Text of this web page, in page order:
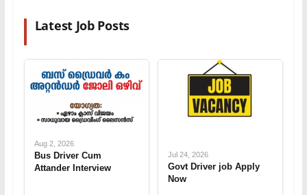
Latest Job Posts
Aug 2, 2026
Bus Driver Cum
Attander Interview
Jul 24, 2026
Govt Driver job Apply
Now